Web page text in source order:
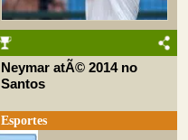
Neymar atÃ© 2014 no
Santos
Esportes